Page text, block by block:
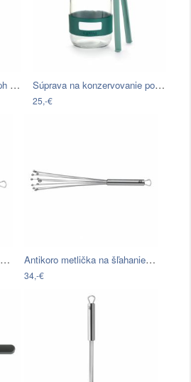
Otvárač na konzervy Joseph Joseph Can Súprava na konzervovanie potravín Lékué…
25,-€
Antikoro odpěňovačka WMF Profi Plus IV Antikoro metlička na šľahanie WMF…
34,-€